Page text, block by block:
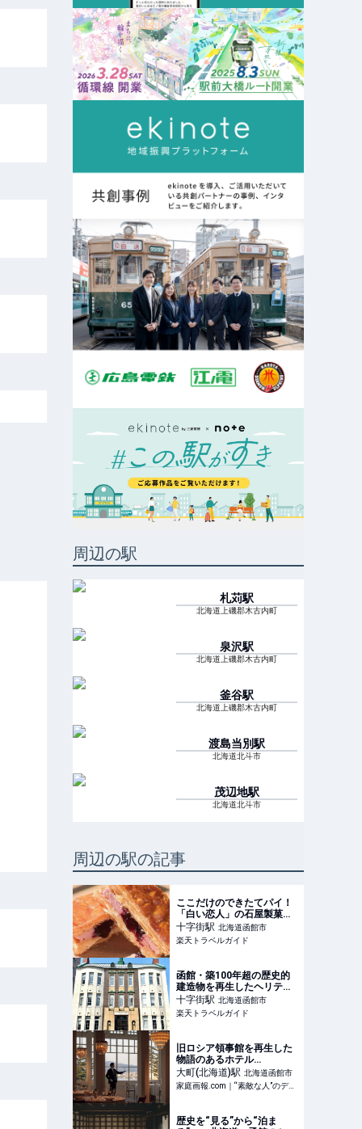
周辺の駅
札苅駅
北海道上磯郡木古内町
泉沢駅
北海道上磯郡木古内町
釜谷駅
北海道上磯郡木古内町
渡島当別駅
北海道北斗市
茂辺地駅
北海道北斗市
周辺の駅の記事
ここだけのできたてパイ！
「白い恋人」の石屋製菓直
営初のオープンキッチンが
函館に 【楽天トラベル】
十字街駅 北海道函館市
楽天トラベルガイド
函館・築100年超の歴史的
建造物を再生したヘリテー
ジホテル「T9
HAKODATE」開業 【楽天
トラベル】
十字街駅 北海道函館市
楽天トラベルガイド
旧ロシア領事館を再生した
物語のあるホテル
「HOTEL 白林（びゃくり
ん）HAKODATE」 | 家庭画
報.com｜“素敵な人”のディ
大町(北海道)駅 北海道函館市
家庭画報.com｜“素敵な人”のディレクトリ
歴史を“見る”から“泊ま